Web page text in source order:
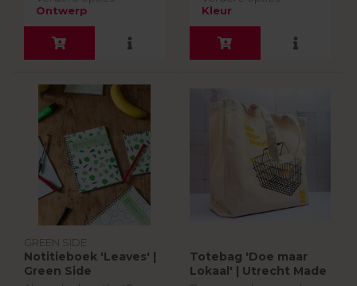
de sfeer en de mensen en
g...
Ontwerp
Kleur
GREEN SIDE
Notitieboek 'Leaves' |
Green Side
Totebag 'Doe maar
Lokaal' | Utrecht Made